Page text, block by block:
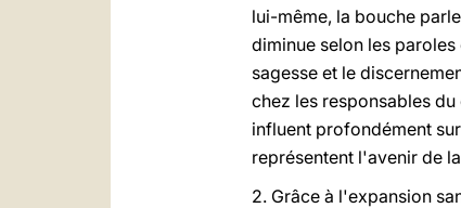
lui-même, la bouche
diminue selon les
sagesse et le
chez les responsables
influent profondément
représentent l'avenir de
2. Grâce à l'expansion